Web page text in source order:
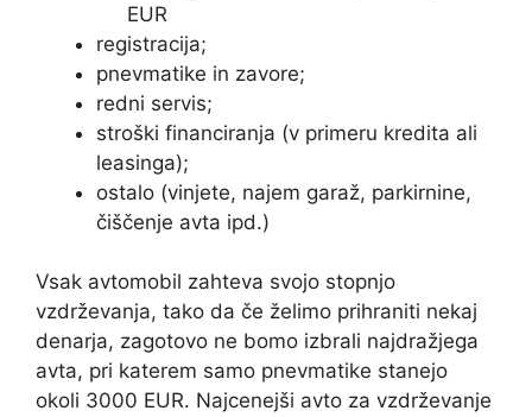
EUR
registracija;
pnevmatike in zavore;
redni servis;
stroški financiranja (v primeru kredita ali
leasinga);
ostalo (vinjete, najem garaž, parkirnine,
čiščenje avta ipd.)
Vsak avtomobil zahteva svojo stopnjo
vzdrževanja, tako da če želimo prihraniti nekaj
denarja, zagotovo ne bomo izbrali najdražjega
avta, pri katerem samo pnevmatike stanejo
okoli 3000 EUR. Najcenejši avto za vzdrževanje